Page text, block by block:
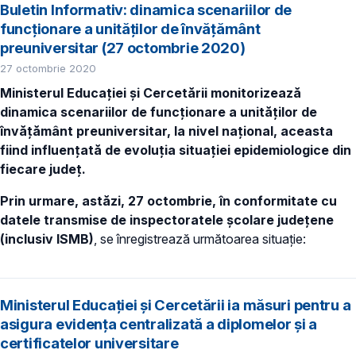
Buletin Informativ: dinamica scenariilor de
funcționare a unităților de învățământ
preuniversitar (27 octombrie 2020)
27 octombrie 2020
Ministerul Educației și Cercetării monitorizează
dinamica scenariilor de funcționare a unităților de
învățământ preuniversitar, la nivel național, aceasta
fiind influențată de evoluția situației epidemiologice din
fiecare județ.
Prin urmare, astăzi, 27 octombrie, în conformitate cu
datele transmise de inspectoratele școlare județene
(inclusiv ISMB), se înregistrează următoarea situație:
Ministerul Educației și Cercetării ia măsuri pentru a
asigura evidența centralizată a diplomelor și a
certificatelor universitare